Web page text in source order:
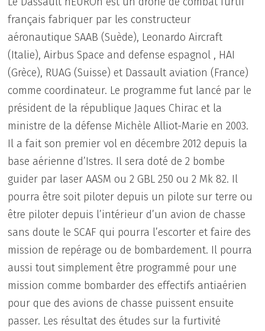
français fabriquer par les constructeur
aéronautique SAAB (Suède), Leonardo Aircraft
(Italie), Airbus Space and defense espagnol , HAI
(Grèce), RUAG (Suisse) et Dassault aviation (France)
comme coordinateur. Le programme fut lancé par le
président de la république Jaques Chirac et la
ministre de la défense Michèle Alliot-Marie en 2003.
Il a fait son premier vol en décembre 2012 depuis la
base aérienne d’Istres. Il sera doté de 2 bombe
guider par laser AASM ou 2 GBL 250 ou 2 Mk 82. Il
pourra être soit piloter depuis un pilote sur terre ou
être piloter depuis l’intérieur d’un avion de chasse
sans doute le SCAF qui pourra l’escorter et faire des
mission de repérage ou de bombardement. Il pourra
aussi tout simplement être programmé pour une
mission comme bombarder des effectifs antiaérien
pour que des avions de chasse puissent ensuite
passer. Les résultat des études sur la furtivité